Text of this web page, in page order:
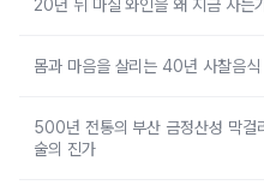
20년 뒤 마실 와인을 왜 지금 사는
몸과 마음을 살리는 40년 사찰음
500년 전통의 부산 금정산성 막걸
술의 진가